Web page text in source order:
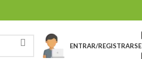
ENTRAR/REGISTRARSE